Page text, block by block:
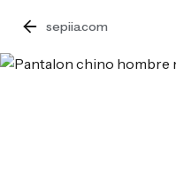
sepiia.com